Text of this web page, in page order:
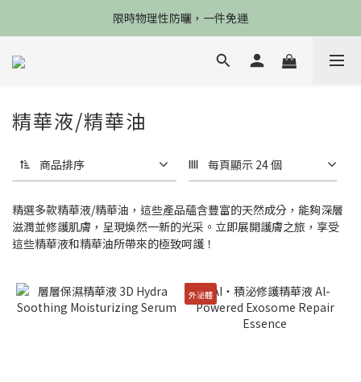
限4天，任選兩件88折，最高再贈$2800
限時物理性防曬，一件免運
加入會員立德$100購物金
精華液/精華油
商品排序 每頁顯示 24 個
精選多款精華液/精華油，這些產品蘊含豐富的天然成分，能夠深層
滋潤並修護肌膚，呈現煥然一新的光采。立即展開護膚之旅，享受
這些精華液和精華油所帶來的極致呵護！
外泌體